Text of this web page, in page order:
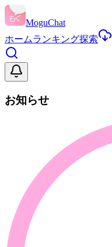
MoguChat
ホームランキング探索
お知らせ